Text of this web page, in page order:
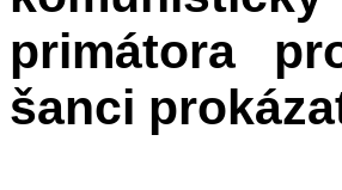
primátora
šanci